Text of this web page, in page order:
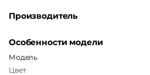
Производитель
Особенности модели
Модель
Цвет